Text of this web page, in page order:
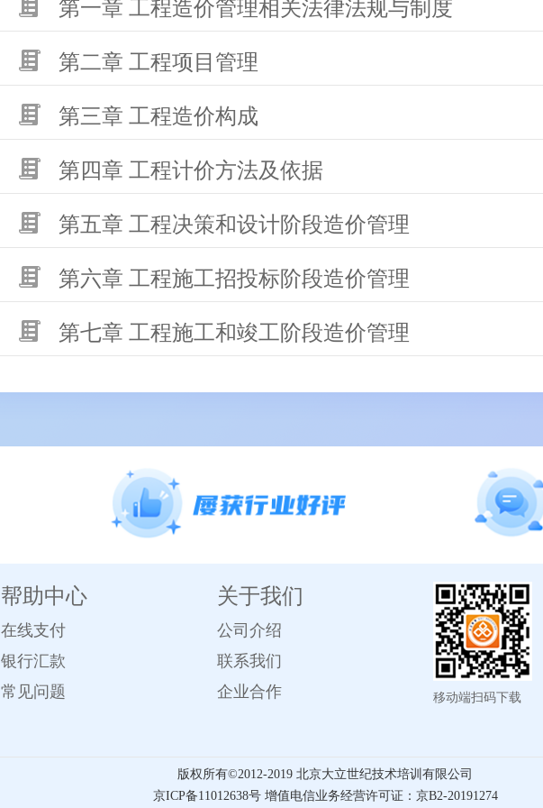
第一章 工程造价管理相关法律法规与制度
第二章 工程项目管理
第三章 工程造价构成
第四章 工程计价方法及依据
第五章 工程决策和设计阶段造价管理
第六章 工程施工招投标阶段造价管理
第七章 工程施工和竣工阶段造价管理
帮助中心
在线支付
银行汇款
常见问题
关于我们
公司介绍
联系我们
企业合作
移动端扫码下载
版权所有©️2012-2019 北京大立世纪技术培训有限公司
京ICP备11012638号 增值电信业务经营许可证：京B2-20191274